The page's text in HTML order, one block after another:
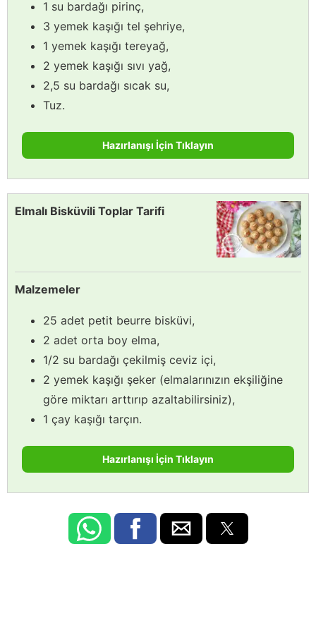
1 su bardağı pirinç,
3 yemek kaşığı tel şehriye,
1 yemek kaşığı tereyağ,
2 yemek kaşığı sıvı yağ,
2,5 su bardağı sıcak su,
Tuz.
Hazırlanışı İçin Tıklayın
Elmalı Bisküvili Toplar Tarifi
Malzemeler
25 adet petit beurre bisküvi,
2 adet orta boy elma,
1/2 su bardağı çekilmiş ceviz içi,
2 yemek kaşığı şeker (elmalarınızın ekşiliğine
göre miktarı arttırıp azaltabilirsiniz),
1 çay kaşığı tarçın.
Hazırlanışı İçin Tıklayın